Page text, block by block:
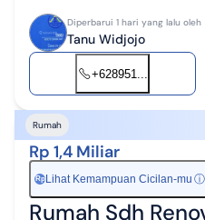
Diperbarui 1 hari yang lalu oleh
Tanu Widjojo
+628951...
Rumah
Rp 1,4 Miliar
Rp Lihat Kemampuan Cicilan-mu ⓘ
Rumah Sdh